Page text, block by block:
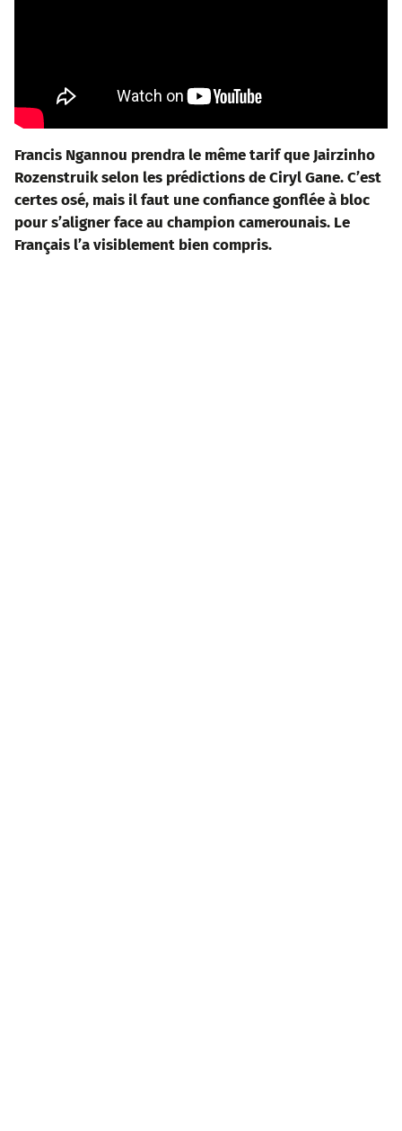
Francis Ngannou prendra le même tarif que Jairzinho
Rozenstruikselon les prédictions de Ciryl Gane. C’est
certes osé, mais il faut une confiance gonflée à bloc
pour s’aligner face au champion camerounais. Le
Français l’a visiblement bien compris.